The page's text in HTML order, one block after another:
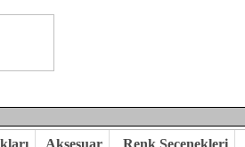
Aksesuar Renk Seçenekleri